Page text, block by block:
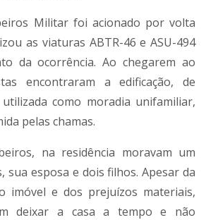
Militar foi acionado por volta
as viaturas ABTR-46 e ASU-494
da ocorrência. Ao chegarem ao
encontraram a edificação, de
como moradia unifamiliar,
pelas chamas.
na residência moravam um
sua esposa e dois filhos. Apesar da
imóvel e dos prejuízos materiais,
deixar a casa a tempo e não